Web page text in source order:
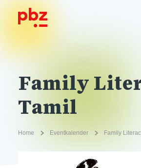
Family
Tamil
Home Eventkalender Family